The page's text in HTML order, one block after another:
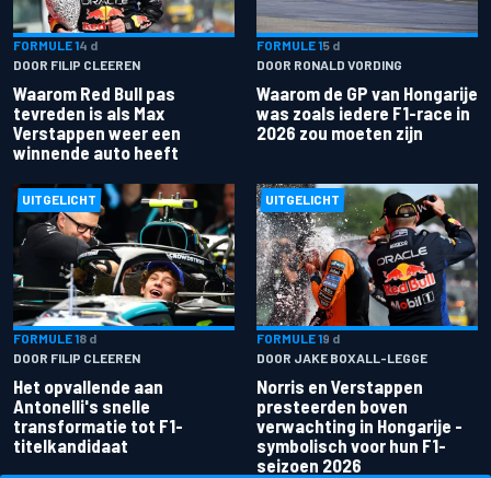
FORMULE 14 d
DOOR FILIP CLEEREN
Waarom Red Bull pas
tevreden is als Max
Verstappen weer een
winnende auto heeft
FORMULE 15 d
DOOR RONALD VORDING
Waarom de GP van Hongarije
was zoals iedere F1-race in
2026 zou moeten zijn
UITGELICHT
FORMULE 18 d
DOOR FILIP CLEEREN
Het opvallende aan
Antonelli's snelle
transformatie tot F1-
titelkandidaat
UITGELICHT
FORMULE 19 d
DOOR JAKE BOXALL-LEGGE
Norris en Verstappen
presteerden boven
verwachting in Hongarije -
symbolisch voor hun F1-
seizoen 2026